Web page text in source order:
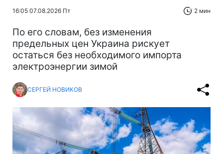
16:05 07.08.2026 Пт 2 мин
По его словам, без изменения
предельных цен Украина рискует
остаться без необходимого импорта
электроэнергии зимой
СЕРГЕЙ НОВИКОВ